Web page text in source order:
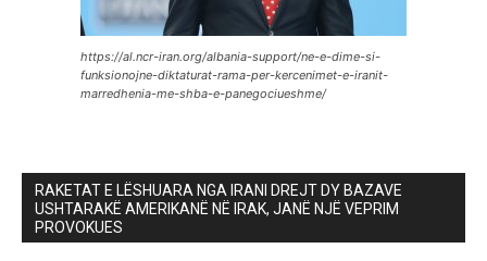
https://al.ncr-iran.org/albania-support/ne-e-dime-si-
funksionojne-diktaturat-rama-per-kercenimet-e-iranit-
marredhenia-me-shba-e-panegociueshme/
RAKETAT E LËSHUARA NGA IRANI DREJT DY BAZAVE
USHTARAKË AMERIKANË NË IRAK, JANË NJË VEPRIM
PROVOKUES